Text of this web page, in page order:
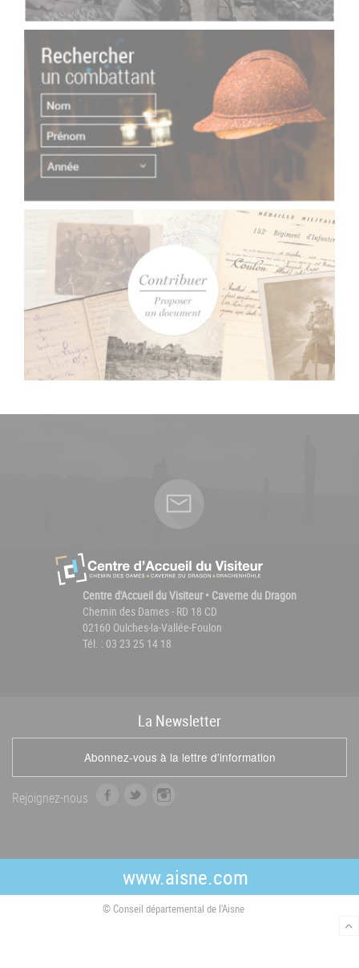
Centre d'Accueil du Visiteur • Caverne du Dragon
Chemin des Dames - RD 18 CD
02160 Oulches-la-Vallée-Foulon
Tél. : 03 23 25 14 18
La Newsletter
Abonnez-vous à la lettre d'information
Rejoignez-nous
b
o
t
e
r
a
g
r
a
www.aisne.com
© Conseil départemental de l'Aisne